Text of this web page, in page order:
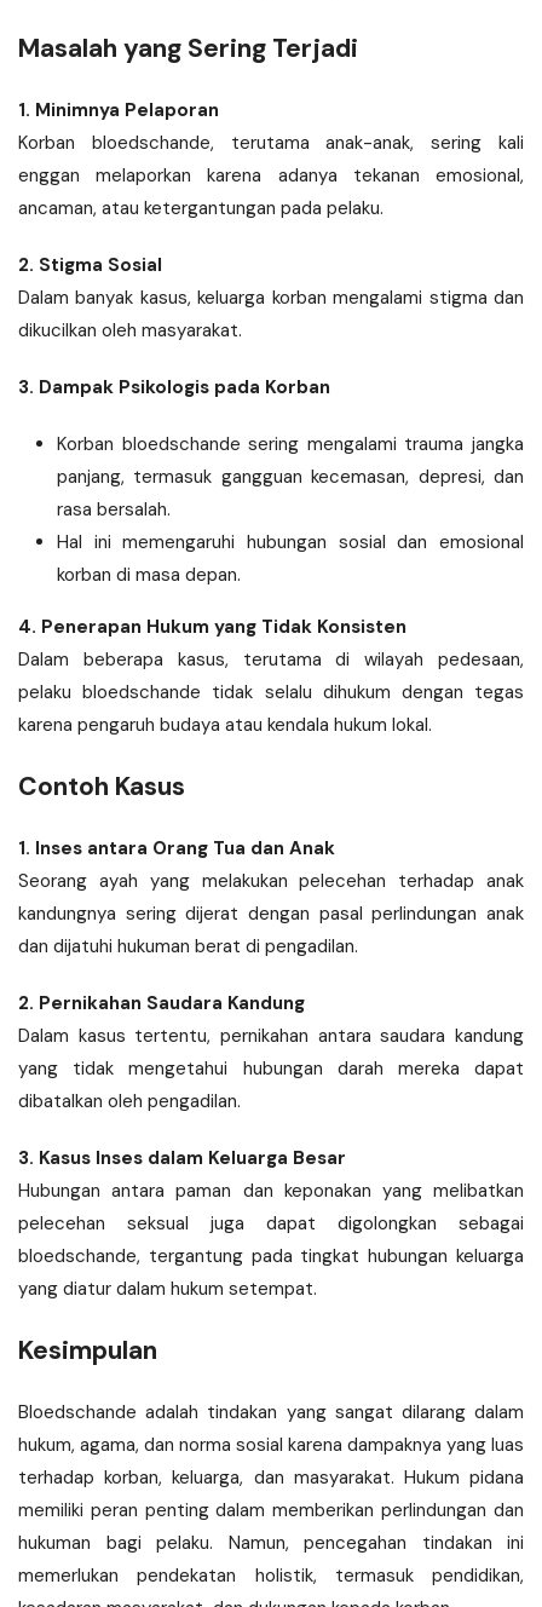
Masalah yang Sering Terjadi
1. Minimnya Pelaporan
Korban bloedschande, terutama anak-anak, sering kali
enggan melaporkan karena adanya tekanan emosional,
ancaman, atau ketergantungan pada pelaku.
2. Stigma Sosial
Dalam banyak kasus, keluarga korban mengalami stigma dan
dikucilkan oleh masyarakat.
3. Dampak Psikologis pada Korban
Korban bloedschande sering mengalami trauma jangka
panjang, termasuk gangguan kecemasan, depresi, dan
rasa bersalah.
Hal ini memengaruhi hubungan sosial dan emosional
korban di masa depan.
4. Penerapan Hukum yang Tidak Konsisten
Dalam beberapa kasus, terutama di wilayah pedesaan,
pelaku bloedschande tidak selalu dihukum dengan tegas
karena pengaruh budaya atau kendala hukum lokal.
Contoh Kasus
1. Inses antara Orang Tua dan Anak
Seorang ayah yang melakukan pelecehan terhadap anak
kandungnya sering dijerat dengan pasal perlindungan anak
dan dijatuhi hukuman berat di pengadilan.
2. Pernikahan Saudara Kandung
Dalam kasus tertentu, pernikahan antara saudara kandung
yang tidak mengetahui hubungan darah mereka dapat
dibatalkan oleh pengadilan.
3. Kasus Inses dalam Keluarga Besar
Hubungan antara paman dan keponakan yang melibatkan
pelecehan seksual juga dapat digolongkan sebagai
bloedschande, tergantung pada tingkat hubungan keluarga
yang diatur dalam hukum setempat.
Kesimpulan
Bloedschande adalah tindakan yang sangat dilarang dalam
hukum, agama, dan norma sosial karena dampaknya yang luas
terhadap korban, keluarga, dan masyarakat. Hukum pidana
memiliki peran penting dalam memberikan perlindungan dan
hukuman bagi pelaku. Namun, pencegahan tindakan ini
memerlukan pendekatan holistik, termasuk pendidikan,